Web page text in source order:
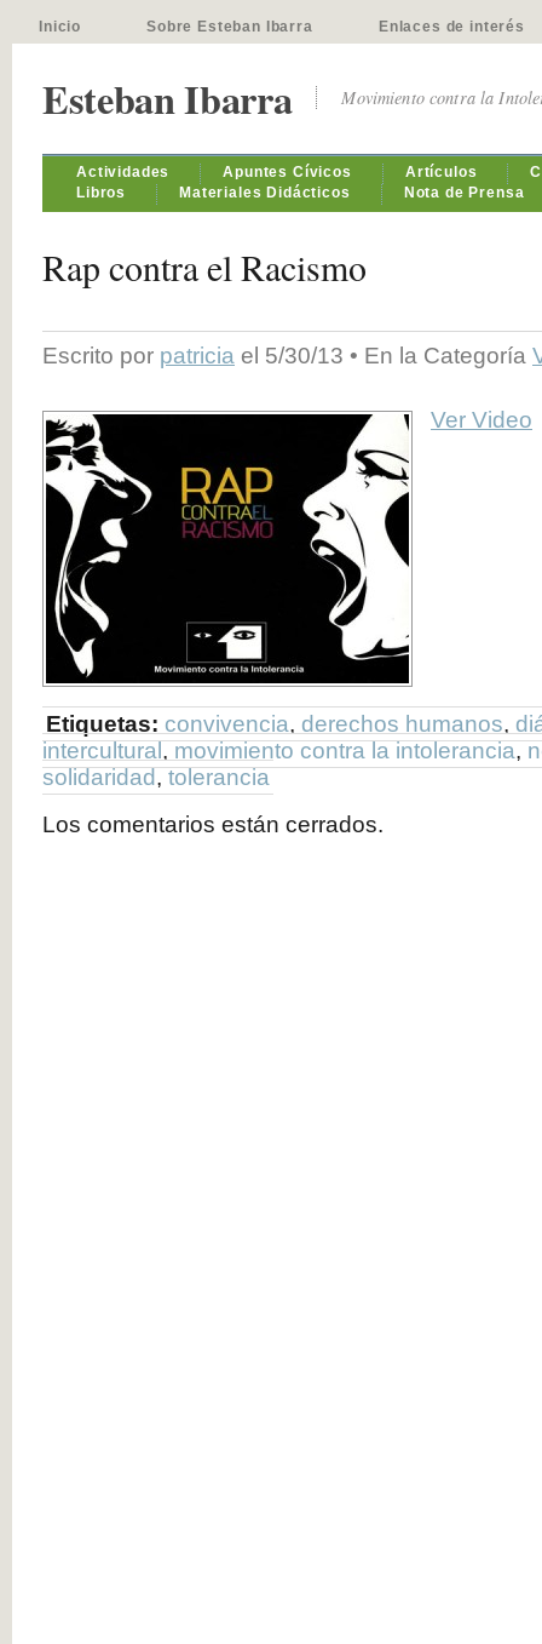
Inicio Sobre Esteban Ibarra Enlaces de interés
Esteban Ibarra Movimiento contra la
Actividades Apuntes Cívicos Artículos
Libros
Materiales Didácticos Nota de Prensa
Rap contra el Racismo
Escrito por patricia el 5/30/13 • En la Categoría
Ver Video
Etiquetas: convivencia, derechos humanos,
intercultural , movimiento contra la intolerancia,
solidaridad, tolerancia
Los comentarios están cerrados.